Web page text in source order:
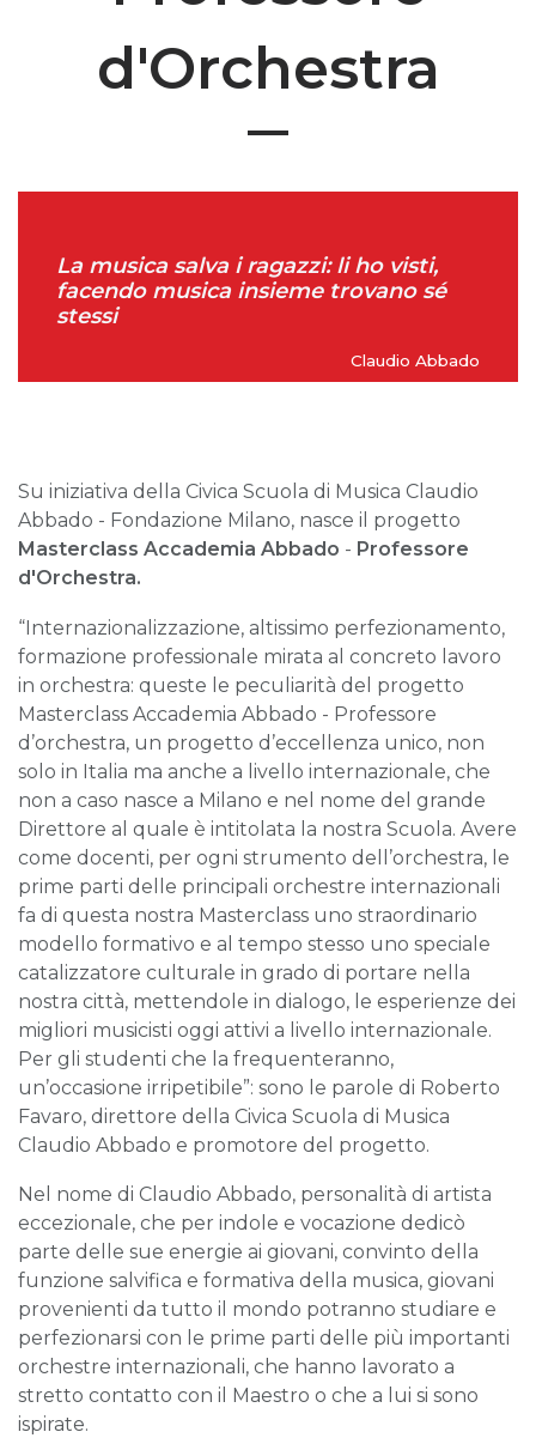
d'Orchestra
La musica salva i ragazzi: li ho visti,
facendo musica insieme trovano sé
stessi
Claudio Abbado
Su iniziativa della Civica Scuola di Musica Claudio
Abbado - Fondazione Milano, nasce il progetto
Masterclass Accademia Abbado - Professore
d'Orchestra.
“Internazionalizzazione, altissimo perfezionamento,
formazione professionale mirata al concreto lavoro
in orchestra: queste le peculiarità del progetto
Masterclass Accademia Abbado - Professore
d’orchestra, un progetto d’eccellenza unico, non
solo in Italia ma anche a livello internazionale, che
non a caso nasce a Milano e nel nome del grande
Direttore al quale è intitolata la nostra Scuola. Avere
come docenti, per ogni strumento dell’orchestra, le
prime parti delle principali orchestre internazionali
fa di questa nostra Masterclass uno straordinario
modello formativo e al tempo stesso uno speciale
catalizzatore culturale in grado di portare nella
nostra città, mettendole in dialogo, le esperienze dei
migliori musicisti oggi attivi a livello internazionale.
Per gli studenti che la frequenteranno,
un’occasione irripetibile”: sono le parole di Roberto
Favaro, direttore della Civica Scuola di Musica
Claudio Abbado e promotore del progetto.
Nel nome di Claudio Abbado, personalità di artista
eccezionale, che per indole e vocazione dedicò
parte delle sue energie ai giovani, convinto della
funzione salvifica e formativa della musica, giovani
provenienti da tutto il mondo potranno studiare e
perfezionarsi con le prime parti delle più importanti
orchestre internazionali, che hanno lavorato a
stretto contatto con il Maestro o che a lui si sono
ispirate.